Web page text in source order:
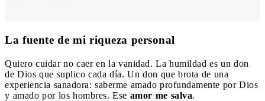
La fuente de mi riqueza personal
Quiero cuidar no caer en la vanidad. La humildad es un don
de Dios que suplico cada día. Un don que brota de una
experiencia sanadora: saberme amado profundamente por Dios
y amado por los hombres. Ese amor me salva.